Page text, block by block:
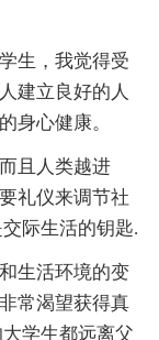
生，我觉得受
建立良好的人
身心健康。
且人类越进
礼仪来调节社
际生活的钥匙.
生活环境的变
常渴望获得真
学生都远离父